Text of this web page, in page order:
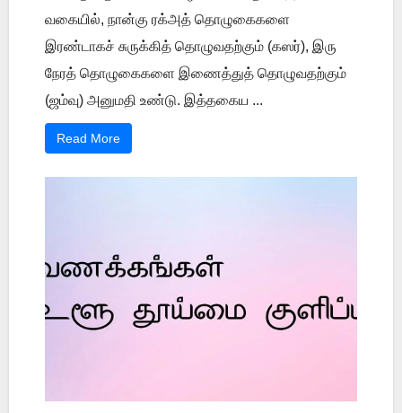
வகையில், நான்கு ரக்அத் தொழுகைகளை
இரண்டாகச் சுருக்கித் தொழுவதற்கும் (கஸர்), இரு
நேரத் தொழுகைகளை இணைத்துத் தொழுவதற்கும்
(ஜம்வு) அனுமதி உண்டு. இத்தகைய ...
Read More